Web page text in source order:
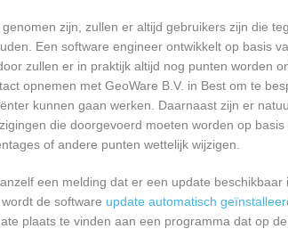
zijn, zullen er altijd gebruikers zijn die
Een software engineer ontwikkelt op basis
zullen er in praktijk altijd nog punten worden
opnemen met GeoWare B.V. in Best om te
kunnen gaan werken. Daarnaast zijn er
die doorgevoerd moeten worden op
of andere punten wettelijk wijzigen.
een melding dat er een update
de software update automatisch
plaats te vinden aan een programma dat op